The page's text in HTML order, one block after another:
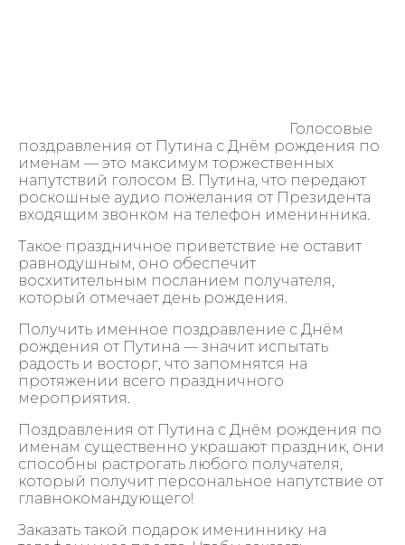
Голосовые
поздравления от Путина с Днём рождения по
именам — это максимум торжественных
напутствий голосом В. Путина, что передают
роскошные аудио пожелания от Президента
входящим звонком на телефон именинника.
Такое праздничное приветствие не оставит
равнодушным, оно обеспечит
восхитительным посланием получателя,
который отмечает день рождения.
Получить именное поздравление с Днём
рождения от Путина — значит испытать
радость и восторг, что запомнятся на
протяжении всего праздничного
мероприятия.
Поздравления от Путина с Днём рождения по
именам существенно украшают праздник, они
способны растрогать любого получателя,
который получит персональное напутствие от
главнокомандующего!
Заказать такой подарок имениннику на